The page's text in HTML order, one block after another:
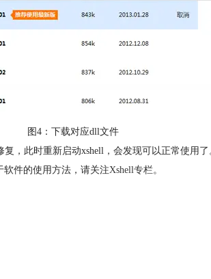
图4：下载对应dll文件
，此时重新启动xshell，会发现可以正常使用了
件的使用方法，请关注Xshell专栏。